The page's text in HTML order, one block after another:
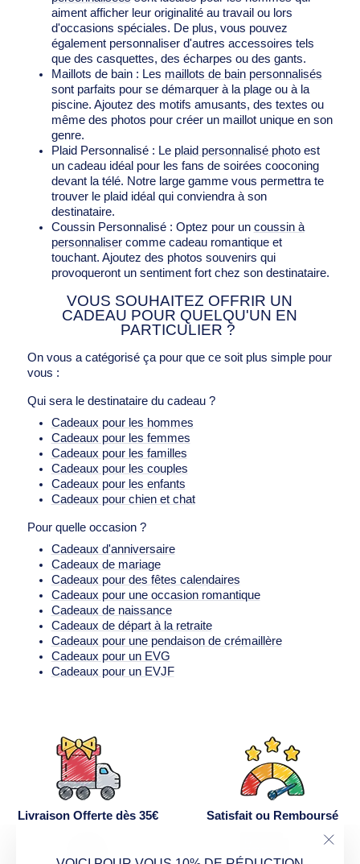
aiment afficher leur originalité au travail ou lors
d'occasions spéciales. De plus, vous pouvez
également personnaliser d'autres accessoires tels
que des casquettes, des écharpes ou des gants.
Maillots de bain : Les maillots de bain personnalisés
sont parfaits pour se démarquer à la plage ou à la
piscine. Ajoutez des motifs amusants, des textes ou
même des photos pour créer un maillot unique en son
genre.
Plaid Personnalisé : Le plaid personnalisé photoest
un cadeau idéal pour les fans de soirées cooconing
devant la télé. Notre large gamme vous permettra te
trouver le plaid idéal qui conviendra à son
destinataire.
Coussin Personnalisé : Optez pour un coussin à
personnalisercomme cadeau romantique et
touchant. Ajoutez des photos souvenirs qui
provoqueront un sentiment fort chez son destinataire.
VOUS SOUHAITEZ OFFRIR UN
CADEAU POUR QUELQU'UN EN
PARTICULIER ?
On vous a catégorisé ça pour que ce soit plus simple pour
vous :
Qui sera le destinataire du cadeau ?
Cadeaux pour les hommes
Cadeaux pour les femmes
Cadeaux pour les familles
Cadeaux pour les couples
Cadeaux pour les enfants
Cadeaux pour chien et chat
Pour quelle occasion ?
Cadeaux d'anniversaire
Cadeaux de mariage
Cadeaux pour des fêtes calendaires
Cadeaux pour une occasion romantique
Cadeaux de naissance
Cadeaux de départ à la retraite
Cadeaux pour une pendaison de crémaillère
Cadeaux pour un EVG
Cadeaux pour un EVJF
Livraison Offerte dès 35€ Satisfait ou Remboursé